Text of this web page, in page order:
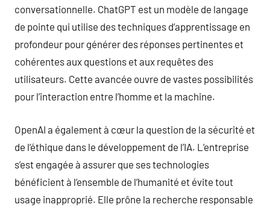
conversationnelle. ChatGPT est un modèle de langage
de pointe qui utilise des techniques d’apprentissage en
profondeur pour générer des réponses pertinentes et
cohérentes aux questions et aux requêtes des
utilisateurs. Cette avancée ouvre de vastes possibilités
pour l’interaction entre l’homme et la machine.
OpenAI a également à cœur la question de la sécurité et
de l’éthique dans le développement de l’IA. L’entreprise
s’est engagée à assurer que ses technologies
bénéficient à l’ensemble de l’humanité et évite tout
usage inapproprié. Elle prône la recherche responsable